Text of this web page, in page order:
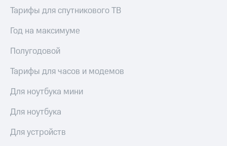
Тарифы для спутникового ТВ
Год на максимуме
Полугодовой
Тарифы для часов и модемов
Для ноутбука мини
Для ноутбука
Для устройств